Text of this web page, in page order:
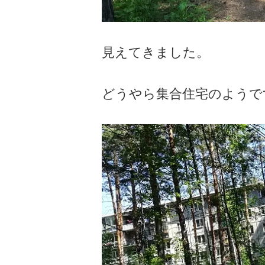
見えてきました。
どうやら集合住宅のよう